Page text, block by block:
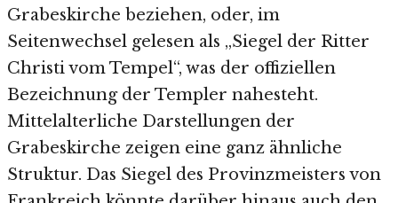
Grabeskirche beziehen, oder, im
Seitenwechsel gelesen als „Siegel der Ritter
Christi vom Tempel“, was der offiziellen
Bezeichnung der Templer nahesteht.
Mittelalterliche Darstellungen der
Grabeskirche zeigen eine ganz ähnliche
Struktur. Das Siegel des Provinzmeisters von